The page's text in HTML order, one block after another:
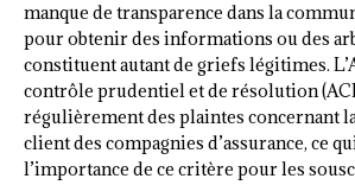
manque de transparence dans la
pour obtenir des informations ou des
constituent autant de griefs légitimes.
contrôle prudentiel et de résolution
régulièrement des plaintes concernant
client des compagnies d’assurance, ce
l’importance de ce critère pour les